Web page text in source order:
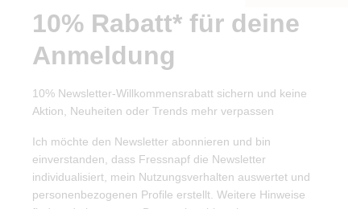
10% Rabatt* für deine
Anmeldung
10% Newsletter-Willkommensrabatt sichern und keine
Aktion, Neuheiten oder Trends mehr verpassen
Ich möchte den Newsletter abonnieren und bin
einverstanden, dass Fressnapf die Newsletter
individualisiert, mein Nutzungsverhalten auswertet und
personenbezogenen Profile erstellt. Weitere Hinweise